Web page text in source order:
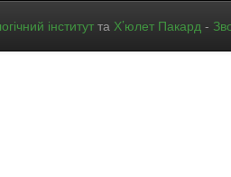
інститут та Х’юлет Пакард -